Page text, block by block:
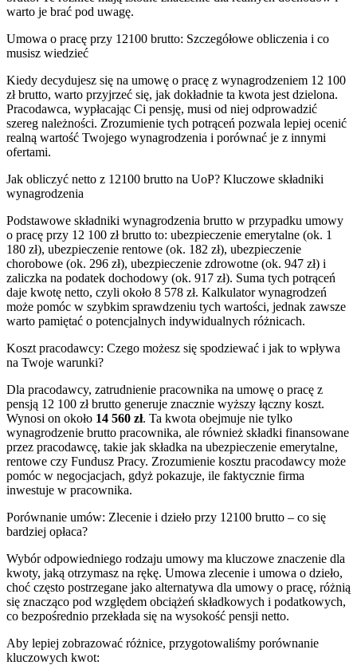
warto je brać pod uwagę.
Umowa o pracę przy 12100 brutto: Szczegółowe obliczenia i co
musisz wiedzieć
Kiedy decydujesz się na umowę o pracę z wynagrodzeniem 12 100
zł brutto, warto przyjrzeć się, jak dokładnie ta kwota jest dzielona.
Pracodawca, wypłacając Ci pensję, musi od niej odprowadzić
szereg należności. Zrozumienie tych potrąceń pozwala lepiej ocenić
realną wartość Twojego wynagrodzenia i porównać je z innymi
ofertami.
Jak obliczyć netto z 12100 brutto na UoP? Kluczowe składniki
wynagrodzenia
Podstawowe składniki wynagrodzenia brutto w przypadku umowy
o pracę przy 12 100 zł brutto to: ubezpieczenie emerytalne (ok. 1
180 zł), ubezpieczenie rentowe (ok. 182 zł), ubezpieczenie
chorobowe (ok. 296 zł), ubezpieczenie zdrowotne (ok. 947 zł) i
zaliczka na podatek dochodowy (ok. 917 zł). Suma tych potrąceń
daje kwotę netto, czyli około 8 578 zł. Kalkulator wynagrodzeń
może pomóc w szybkim sprawdzeniu tych wartości, jednak zawsze
warto pamiętać o potencjalnych indywidualnych różnicach.
Koszt pracodawcy: Czego możesz się spodziewać i jak to wpływa
na Twoje warunki?
Dla pracodawcy, zatrudnienie pracownika na umowę o pracę z
pensją 12 100 zł brutto generuje znacznie wyższy łączny koszt.
Wynosi on około 14 560 zł. Ta kwota obejmuje nie tylko
wynagrodzenie brutto pracownika, ale również składki finansowane
przez pracodawcę, takie jak składka na ubezpieczenie emerytalne,
rentowe czy Fundusz Pracy. Zrozumienie kosztu pracodawcy może
pomóc w negocjacjach, gdyż pokazuje, ile faktycznie firma
inwestuje w pracownika.
Porównanie umów: Zlecenie i dzieło przy 12100 brutto – co się
bardziej opłaca?
Wybór odpowiedniego rodzaju umowy ma kluczowe znaczenie dla
kwoty, jaką otrzymasz na rękę. Umowa zlecenie i umowa o dzieło,
choć często postrzegane jako alternatywa dla umowy o pracę, różnią
się znacząco pod względem obciążeń składkowych i podatkowych,
co bezpośrednio przekłada się na wysokość pensji netto.
Aby lepiej zobrazować różnice, przygotowaliśmy porównanie
kluczowych kwot: